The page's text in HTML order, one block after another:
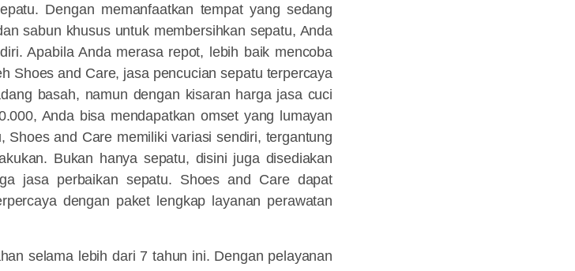
Dengan memanfaatkan tempat yang sedang
sabun khusus untuk membersihkan sepatu, Anda
Apabila Anda merasa repot, lebih baik mencoba
Shoes and Care, jasa pencucian sepatu terpercaya
basah, namun dengan kisaran harga jasa cuci
Anda bisa mendapatkan omset yang lumayan
Shoes and Care memiliki variasi sendiri, tergantung
Bukan hanya sepatu, disini juga disediakan
jasa perbaikan sepatu. Shoes and Care dapat
dengan paket lengkap layanan perawatan
selama lebih dari 7 tahun ini. Dengan pelayanan